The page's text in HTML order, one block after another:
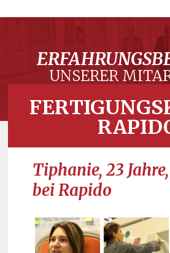
UNSERER
Tiphanie, 23
bei Rapido